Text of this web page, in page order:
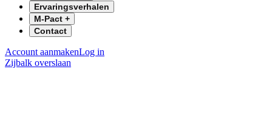
Ervaringsverhalen
M-Pact +
Contact
Account aanmakenLog in
Zijbalk overslaan